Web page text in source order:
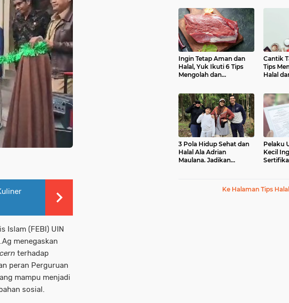
Islam (FEBI) UIN
menegaskan
terhadap
peran Perguruan
mampu menjadi
sosial.
Ingin Tetap Aman dan
Halal, Yuk Ikuti 6 Tips
Mengolah dan
Cantik
Tips
Halal
3 Pola Hidup Sehat dan
Halal Ala Adrian
Maulana. Jadikan
Pelaku
Kecil
Ke Halaman Tips Halal